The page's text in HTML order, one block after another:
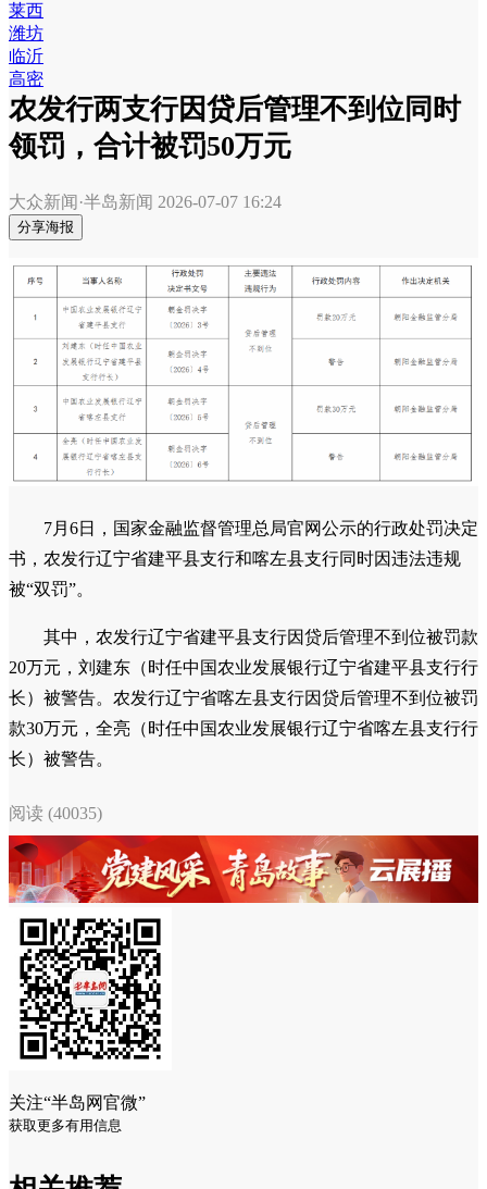
莱西
潍坊
临沂
高密
农发行两支行因贷后管理不到位同时
领罚，合计被罚50万元
大众新闻·半岛新闻 2026-07-07 16:24
分享海报
7月6日，国家金融监督管理总局官网公示的行政处罚决定
书，农发行辽宁省建平县支行和喀左县支行同时因违法违规
被“双罚”。
其中，农发行辽宁省建平县支行因贷后管理不到位被罚款
20万元，刘建东（时任中国农业发展银行辽宁省建平县支行行
长）被警告。农发行辽宁省喀左县支行因贷后管理不到位被罚
款30万元，全亮（时任中国农业发展银行辽宁省喀左县支行行
长）被警告。
阅读 (40035)
关注“半岛网官微”
获取更多有用信息